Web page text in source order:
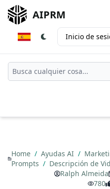
AIPRM
Inicio de
Home / Ayudas AI /
Prompts / Descripción de
Ralph Almeida
780